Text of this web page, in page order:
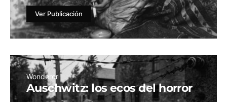
Ver Publicación
Wonderer
Auschwitz: los ecos del horror